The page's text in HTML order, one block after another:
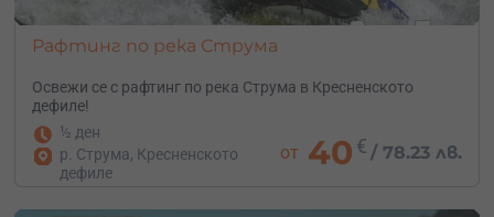
Рафтинг по река Струма
Освежи се с рафтинг по река Струма в Кресненското
дефиле!
½ ден
р. Струма, Кресненското
дефиле
от 40 € /78.23 лв.